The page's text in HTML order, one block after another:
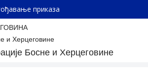
приказа
и Херцеговине
Босне и Херцеговине